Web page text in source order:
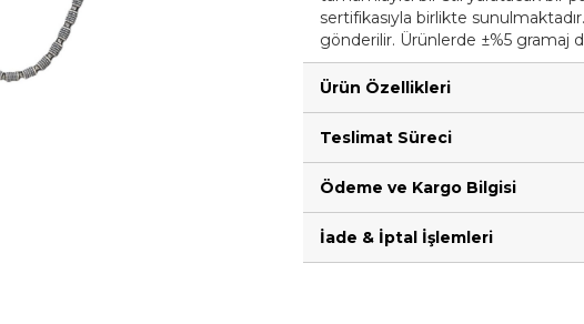
sertifikasıyla birlikte
gönderilir. Ürünlerde ±%5 gramaj
Ürün Özellikleri
Teslimat Süreci
Ödeme ve Kargo Bilgisi
İade & İptal İşlemleri